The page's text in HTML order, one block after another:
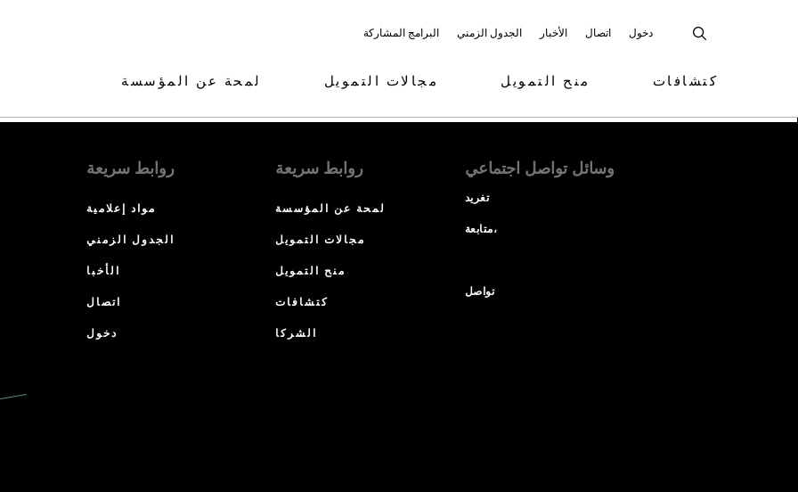
البرامج المشاركة الجدول الزمني الأخبار اتصال دخول
لمحة عن المؤسسة مجالات التمويل منح التمويل كتشافات
روابط سريعة
مواد إعلامية
الجدول الزمني
الأخبا
اتصال
دخول
روابط سريعة
لمحة عن المؤسسة
مجالات التمويل
منح التمويل
كتشافات
الشركا
وسائل تواصل اجتماعي
تغريد
متابعة،
تواصل